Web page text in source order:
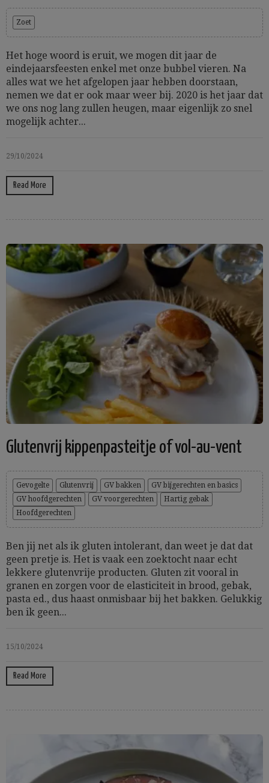
Zoet
Het hoge woord is eruit, we mogen dit jaar de
eindejaarsfeesten enkel met onze bubbel vieren. Na
alles wat we het afgelopen jaar hebben doorstaan,
nemen we dat er ook maar weer bij. 2020 is het jaar dat
we ons nog lang zullen heugen, maar eigenlijk zo snel
mogelijk achter...
29/10/2024
Read More
Glutenvrij kippenpasteitje of vol-au-vent
Gevogelte Glutenvrij GV bakken
GV bijgerechten en basics
GV hoofdgerechten
GV voorgerechten
Hartig gebak
Hoofdgerechten
Ben jij net als ik gluten intolerant, dan weet je dat dat
geen pretje is. Het is vaak een zoektocht naar echt
lekkere glutenvrije producten. Gluten zit vooral in
granen en zorgen voor de elasticiteit in brood, gebak,
pasta ed., dus haast onmisbaar bij het bakken. Gelukkig
ben ik geen...
15/10/2024
Read More